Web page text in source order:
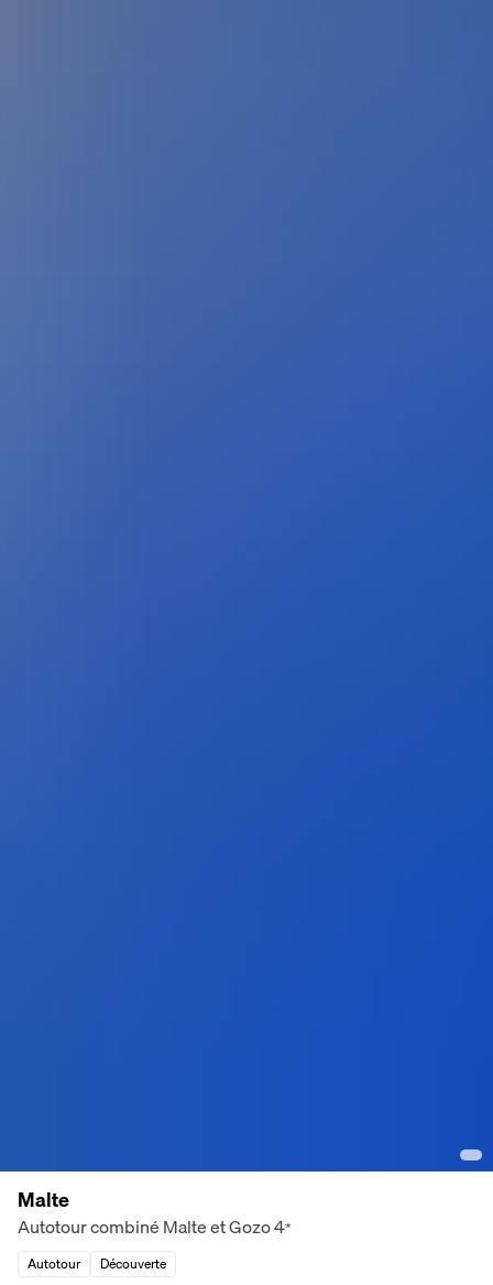
Malte
Autotour combiné Malte et Gozo4*
Autotour Découverte